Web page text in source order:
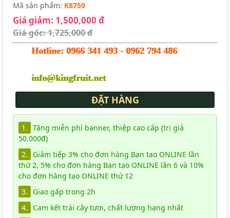
Mã sản phẩm: K8759
Giá giảm: 1,500,000 đ
Giá gốc: 1,725,000 đ
Hotline: 0966 341 493 - 0962 794 486
info@kingfruit.net
ĐẶT HÀNG
1. Tặng miễn phí banner, thiệp cao cấp (trị giá
50.000đ)
2.
Giảm tiếp 3% cho đơn hàng Bạn tạo ONLINE lần
thứ 2, 5% cho đơn hàng Bạn tạo ONLINE lần 6 và 10%
cho đơn hàng tạo ONLINE thứ 12
3.
Giao gấp trong 2h
4.
Cam kết trái cây tươi, chất lượng hạng nhất